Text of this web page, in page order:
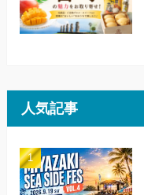
人気記事